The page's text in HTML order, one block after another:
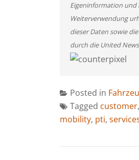
Eigeninformation und
Weiterverwendung
dieser Daten sowie
durch die United
Posted in
Tagged customer,
mobility, pti,